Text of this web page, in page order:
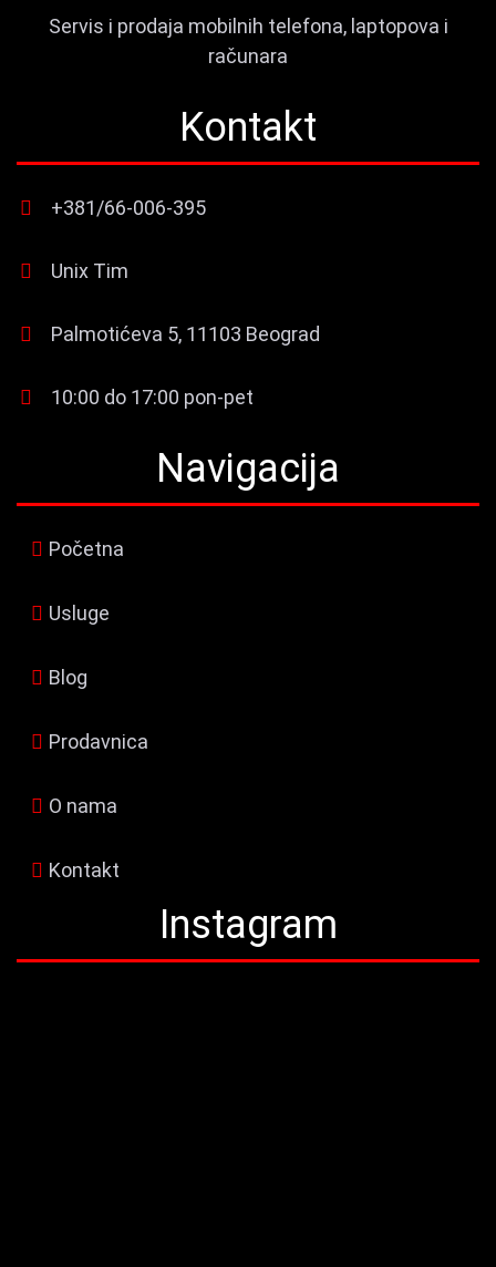
Servis i prodaja mobilnih telefona, laptopova i
računara
Kontakt
+381/66-006-395
Unix Tim
Palmotićeva 5, 11103 Beograd
10:00 do 17:00 pon-pet
Navigacija
Početna
Usluge
Blog
Prodavnica
O nama
Kontakt
Instagram